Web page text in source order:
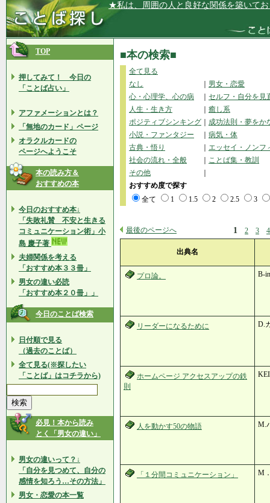
★私は、周囲の人と良好な関係を築いて
TOP
押してみて！ 今日の
「ことば占い」
アファメーションとは？
「無地のカード」ページ
オラクルカードの
ページへようこそ
本の読み方＆
おすすめの本
今日のおすすめ本↓
「失敗礼賛 不安と生きる
コミュニケーション術」小
島 慶子著
夫婦関係を考える
「おすすめ本３３冊」
男女の違い必読
「おすすめ本２０冊」」
今日のことば検索
日付順で見る
（過去のことば）
全て見る(※探したい
「ことば」はコチラから)
必見！本から読み
とく「男女の違い」
男女の違いって？↓
「自分を見つめて、自分の
感情を知ろう…その方法」
男女・恋愛の本一覧
■本の検索■
全て見る
なし
男女・恋愛
心・心理学、心の病
セルフ・自分を見
人生・生き方
癒し系
ポジティブシンキング
成功法則・夢をか
小説・ファンタジー
病気・体
古典・悟り
エッセイ・ノンフ
社会の流れ・全般
ことば集・教訓
その他
おすすめ度で探す
全て
1 1.5 2 2.5 3
最後のページへ 1 2 3 4
出典名
プロ論。 B-
リーダーになるために D.
ホームページ アクセスアップの鉄
則
人を動かす50の物語 M.
「１分間コミュニケーション」 M